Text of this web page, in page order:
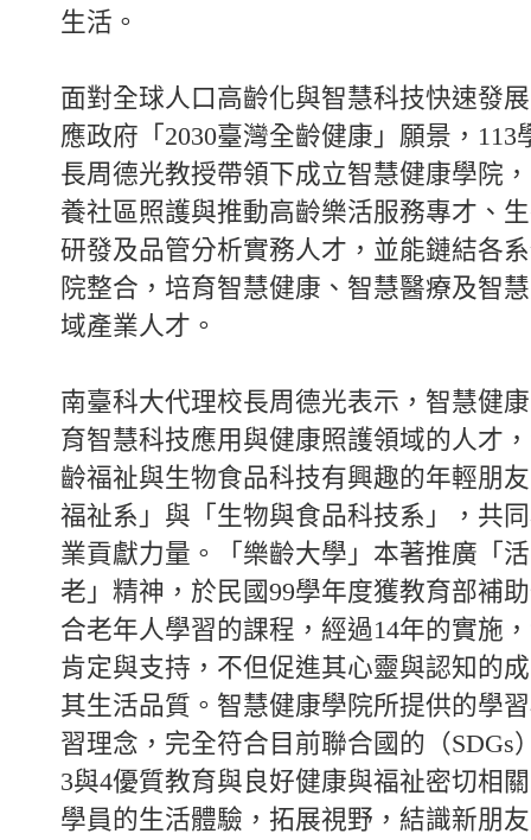
生活。
面對全球人口高齡化與智慧科技快速發
應政府「2030臺灣全齡健康」願景，113
長周德光教授帶領下成立智慧健康學院
養社區照護與推動高齡樂活服務專才、
研發及品管分析實務人才，並能鏈結各
院整合，培育智慧健康、智慧醫療及智
域產業人才。
南臺科大代理校長周德光表示，智慧健
育智慧科技應用與健康照護領域的人才
齡福祉與生物食品科技有興趣的年輕朋
福祉系」與「生物與食品科技系」，共
業貢獻力量。「樂齡大學」本著推廣「
老」精神，於民國99學年度獲教育部補
合老年人學習的課程，經過14年的實施
肯定與支持，不但促進其心靈與認知的
其生活品質。智慧健康學院所提供的學
習理念，完全符合目前聯合國的（SDGs
3與4優質教育與良好健康與福祉密切相
學員的生活體驗，拓展視野，結識新朋